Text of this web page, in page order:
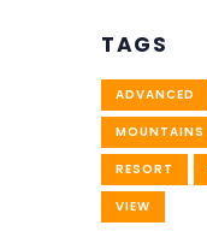
TAGS
ADVANCED
MOUNTAINS
RESORT
VIEW